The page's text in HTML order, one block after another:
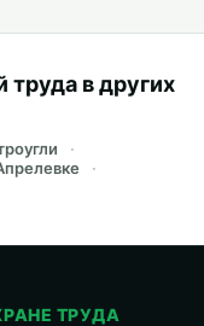
труда в других
ТРУДА